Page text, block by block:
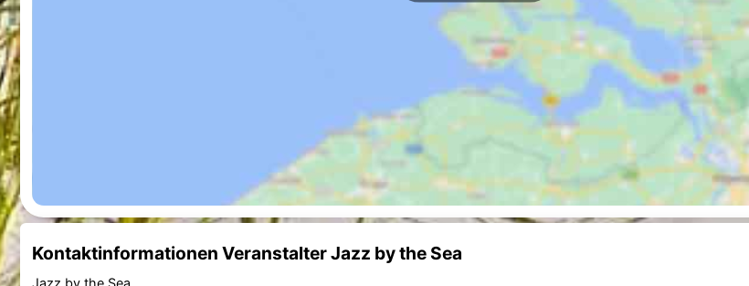
Kontaktinformationen Veranstalter Jazz by the Sea
Jazz by the Sea